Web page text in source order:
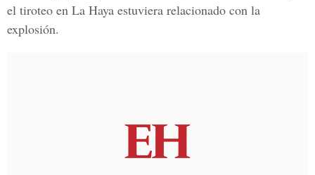
el tiroteo en La Haya estuviera relacionado con la
explosión.